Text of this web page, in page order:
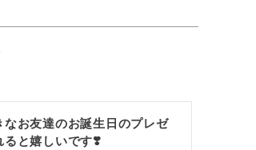
お友達のお誕生日のプレゼ
ると嬉しいです❣️